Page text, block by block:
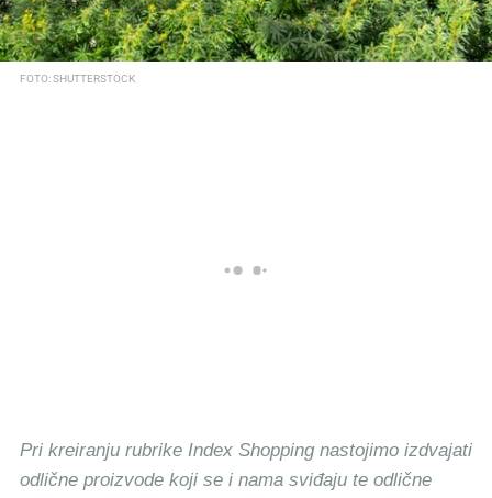
FOTO: SHUTTERSTOCK
Pri kreiranju rubrike Index Shopping nastojimo izdvajati
odlične proizvode koji se i nama sviđaju te odlične